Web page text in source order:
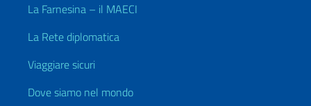
La Farnesina – il MAECI
La Rete diplomatica
Viaggiare sicuri
Dove siamo nel mondo